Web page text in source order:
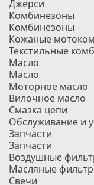
Джерси
Комбинезоны
Комбинезоны
Кожаные
Текстильные
Масло
Масло
Моторное масло
Вилочное масло
Смазка цепи
Обслуживание и
Запчасти
Запчасти
Воздушные
Масляные
Свечи